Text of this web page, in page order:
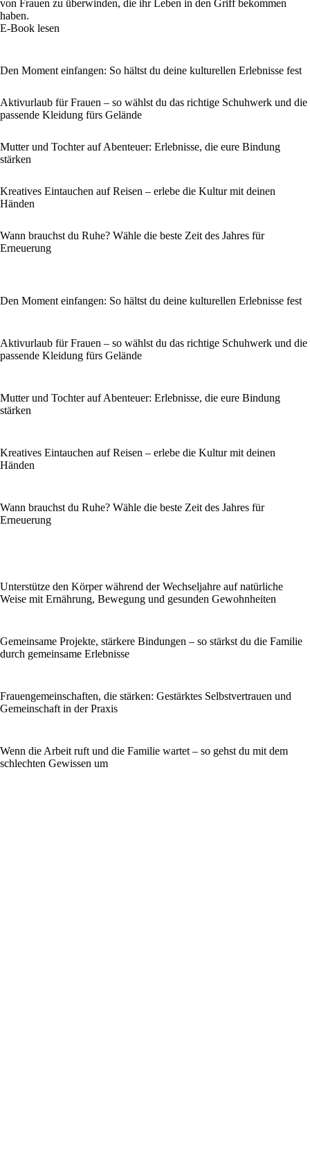
von Frauen zu überwinden, die ihr Leben in den Griff bekommen
haben.
E-Book lesen
Den Moment einfangen: So hältst du deine kulturellen Erlebnisse fest
Aktivurlaub für Frauen – so wählst du das richtige Schuhwerk und die
passende Kleidung fürs Gelände
Mutter und Tochter auf Abenteuer: Erlebnisse, die eure Bindung
stärken
Kreatives Eintauchen auf Reisen – erlebe die Kultur mit deinen
Händen
Wann brauchst du Ruhe? Wähle die beste Zeit des Jahres für
Erneuerung
Den Moment einfangen: So hältst du deine kulturellen Erlebnisse fest
Aktivurlaub für Frauen – so wählst du das richtige Schuhwerk und die
passende Kleidung fürs Gelände
Mutter und Tochter auf Abenteuer: Erlebnisse, die eure Bindung
stärken
Kreatives Eintauchen auf Reisen – erlebe die Kultur mit deinen
Händen
Wann brauchst du Ruhe? Wähle die beste Zeit des Jahres für
Erneuerung
Unterstütze den Körper während der Wechseljahre auf natürliche
Weise mit Ernährung, Bewegung und gesunden Gewohnheiten
Gemeinsame Projekte, stärkere Bindungen – so stärkst du die Familie
durch gemeinsame Erlebnisse
Frauengemeinschaften, die stärken: Gestärktes Selbstvertrauen und
Gemeinschaft in der Praxis
Wenn die Arbeit ruft und die Familie wartet – so gehst du mit dem
schlechten Gewissen um